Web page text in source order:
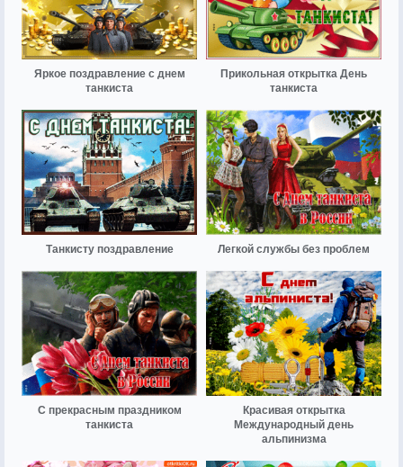
Яркое поздравление с днем
танкиста
Прикольная открытка День
танкиста
Танкисту поздравление Легкой службы без проблем
С прекрасным праздником
танкиста
Красивая открытка
Международный день
альпинизма